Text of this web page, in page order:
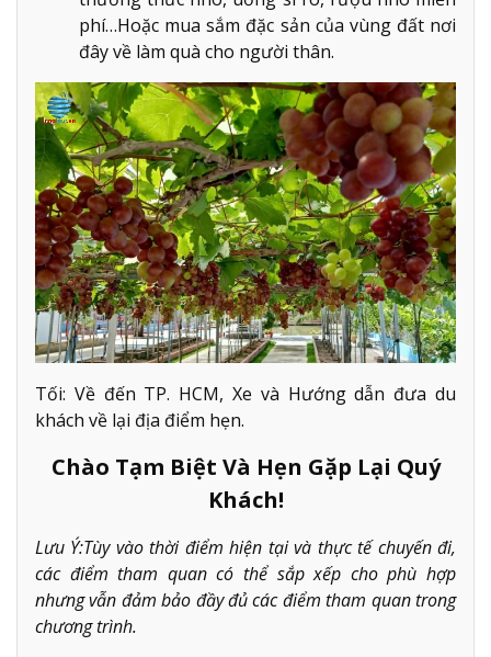
phí…Hoặc mua sắm đặc sản của vùng đất nơi
đây về làm quà cho người thân.
Tối: Về đến TP. HCM, Xe và Hướng dẫn đưa du
khách về lại địa điểm hẹn.
Chào Tạm Biệt Và Hẹn Gặp Lại Quý
Khách!
Lưu Ý:Tùy vào thời điểm hiện tại và thực tế chuyến đi,
các điểm tham quan có thể sắp xếp cho phù hợp
nhưng vẫn đảm bảo đầy đủ các điểm tham quan trong
chương trình.